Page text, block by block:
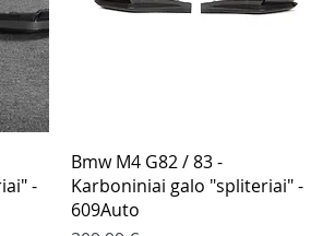
-
Greita peržiūra
Bmw M4 G82 / 83 -
Karboniniai galo "spliteriai" -
609Auto